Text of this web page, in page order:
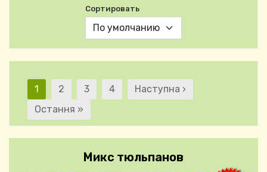
Сортировать
Нумерация страниц
Текущая страница
1 Страница
2 Страница
3 Страница
4 Следующая страница
Наступна ›
Последняя страница
Остання »
Микс тюльпанов